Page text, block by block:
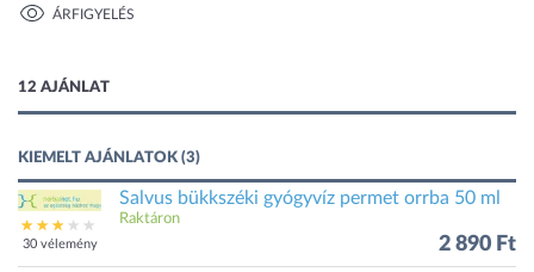
ÁRFIGYELÉS
12 AJÁNLAT
KIEMELT AJÁNLATOK (3)
30 vélemény
Salvus bükkszéki gyógyvíz permet orrba 50 ml
Raktáron
2 890 Ft